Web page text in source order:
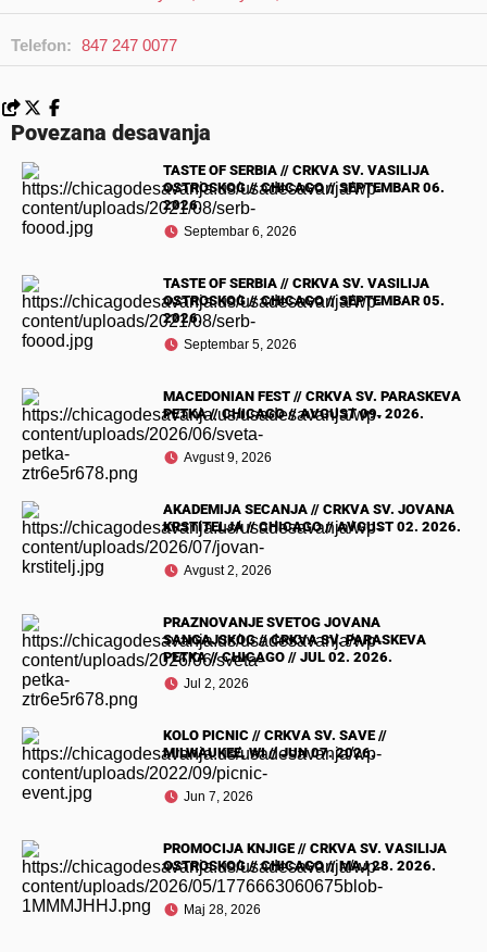
Telefon: 847 247 0077
Povezana desavanja
TASTE OF SERBIA // CRKVA SV. VASILIJA
OSTROSKOG // CHICAGO // SEPTEMBAR 06.
2026.
Septembar 6, 2026
TASTE OF SERBIA // CRKVA SV. VASILIJA
OSTROSKOG // CHICAGO // SEPTEMBAR 05.
2026.
Septembar 5, 2026
MACEDONIAN FEST // CRKVA SV. PARASKEVA
PETKA // CHICAGO // AVGUST 09. 2026.
Avgust 9, 2026
AKADEMIJA SECANJA // CRKVA SV. JOVANA
KRSTITELJA // CHICAGO // AVGUST 02. 2026.
Avgust 2, 2026
PRAZNOVANJE SVETOG JOVANA
SANGAJSKOG // CRKVA SV. PARASKEVA
PETKA // CHICAGO // JUL 02. 2026.
Jul 2, 2026
KOLO PICNIC // CRKVA SV. SAVE //
MILWAUKEE, WI // JUN 07. 2026.
Jun 7, 2026
PROMOCIJA KNJIGE // CRKVA SV. VASILIJA
OSTROSKOG // CHICAGO // MAJ 28. 2026.
Maj 28, 2026